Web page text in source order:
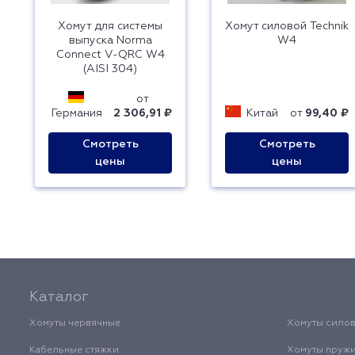
Хомут для системы
выпуска Norma
Connect V-QRC W4
(AISI 304)
Германия
от
2 306,91 ₽
Смотреть
цены
Хомут силовой Technik
W4
Китай от 99,40 ₽
Смотреть
цены
Каталог
Хомуты червячные Хомуты
Кабельные стяжки Хомуты